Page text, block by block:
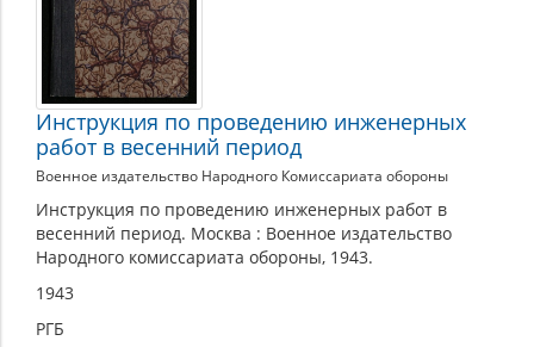
Инструкция по проведению инженерных
работ в весенний период
Военное издательство Народного Комиссариата обороны
Инструкция по проведению инженерных работ в
весенний период. Москва : Военное издательство
Народного комиссариата обороны, 1943.
1943
РГБ